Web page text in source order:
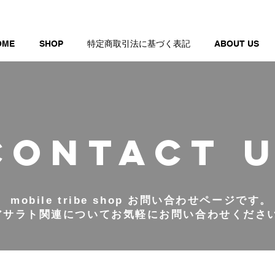
SHOP 特定商取引法に基づく表記 ABOUT US
mobile tribe shop お問い合わせページです。
サラト関連についてお気軽にお問い合わせくださ